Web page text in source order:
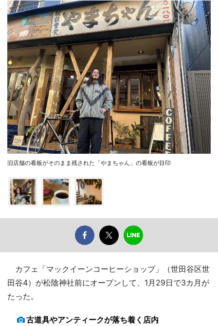
旧店舗の看板がそのまま残された「やまちゃん」の看板が目印
カフェ「マックイーンコーヒーショップ」（世田谷区世
田谷4）が松陰神社前にオープンして、1月29日で3カ月が
たった。
古道具やアンティークが落ち着く店内